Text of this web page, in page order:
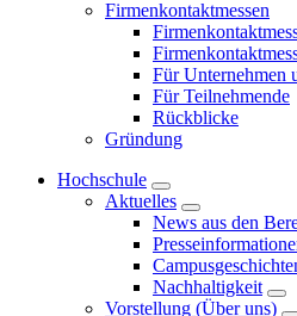
Firmenkontaktmessen
Für Unternehmen
Für Teilnehmende
Rückblicke
Gründung
Hochschule
Aktuelles
News aus den
Nachhaltigkeit
Vorstellung (Über uns)